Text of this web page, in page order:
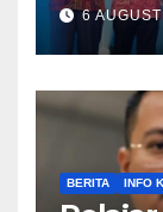
Hamidi
6
BERITA INFO